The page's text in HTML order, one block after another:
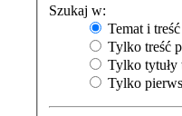
Szukaj w:
Temat i
Tylko treść
Tylko tytuły
Tylko